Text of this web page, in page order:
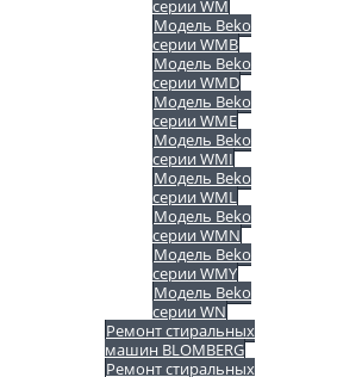
серии WM
Модель Beko
серии WMB
Модель Beko
серии WMD
Модель Beko
серии WME
Модель Beko
серии WMI
Модель Beko
серии WML
Модель Beko
серии WMN
Модель Beko
серии WMY
Модель Beko
серии WN
Ремонт стиральных
машин BLOMBERG
Ремонт стиральных